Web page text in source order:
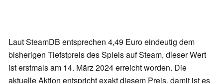
Laut SteamDB entsprechen 4,49 Euro eindeutig dem
bisherigen Tiefstpreis des Spiels auf Steam, dieser Wert
ist erstmals am 14. März 2024 erreicht worden. Die
aktuelle Aktion entspricht exakt diesem Preis, damit ist es